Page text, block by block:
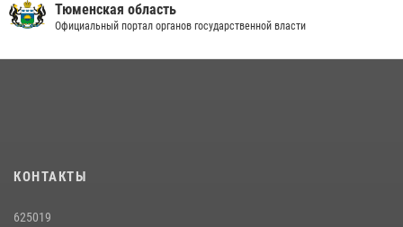
10 июля 2026, 11:46 7
Тюменская область
Официальный портал органов государственной власти
КОНТАКТЫ
625019